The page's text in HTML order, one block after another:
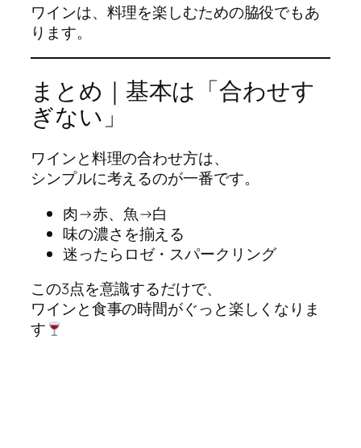
ワインは、料理を楽しむための脇役でもあ
ります。
まとめ｜基本は「合わせす
ぎない」
ワインと料理の合わせ方は、
シンプルに考えるのが一番です。
肉→赤、魚→白
味の濃さを揃える
迷ったらロゼ・スパークリング
この3点を意識するだけで、
ワインと食事の時間がぐっと楽しくなりま
す